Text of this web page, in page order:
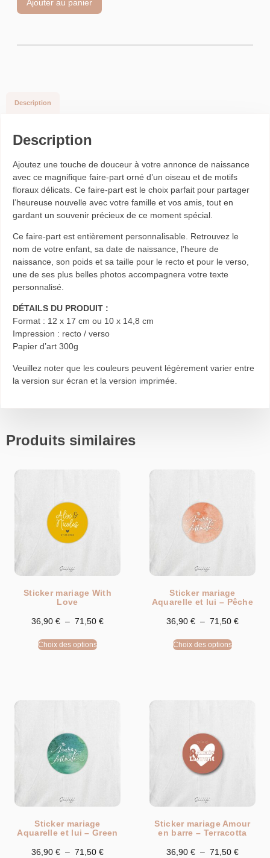
Ajouter au panier
Description
Description
Ajoutez une touche de douceur à votre annonce de naissance
avec ce magnifique faire-part orné d’un oiseau et de motifs
floraux délicats. Ce faire-part est le choix parfait pour partager
l’heureuse nouvelle avec votre famille et vos amis, tout en
gardant un souvenir précieux de ce moment spécial.
Ce faire-part est entièrement personnalisable. Retrouvez le
nom de votre enfant, sa date de naissance, l’heure de
naissance, son poids et sa taille pour le recto et pour le verso,
une de ses plus belles photos accompagnera votre texte
personnalisé.
DÉTAILS DU PRODUIT :
Format : 12 x 17 cm ou 10 x 14,8 cm
Impression : recto / verso
Papier d’art 300g
Veuillez noter que les couleurs peuvent légèrement varier entre
la version sur écran et la version imprimée.
Produits similaires
Sticker mariage With
Love
36,90 € – 71,50 €
Choix des options
Sticker mariage
Aquarelle et lui – Pêche
36,90 € – 71,50 €
Choix des options
Sticker mariage
Aquarelle et lui – Green
36,90 € – 71,50 €
Sticker mariage Amour
en barre – Terracotta
36,90 € – 71,50 €